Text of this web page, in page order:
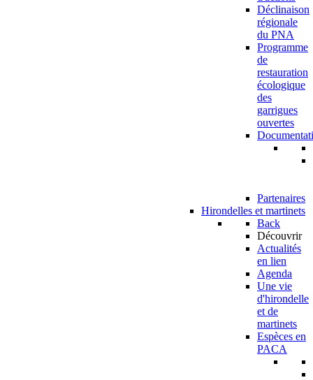
Déclinaison
régionale
du PNA
Programme
de
restauration
écologique
des
garrigues
ouvertes
Partenaires
Hirondelles et martinets
Back
Découvrir
Actualités
en lien
Agenda
Une vie
d'hirondelle
et de
martinets
Espèces en
PACA